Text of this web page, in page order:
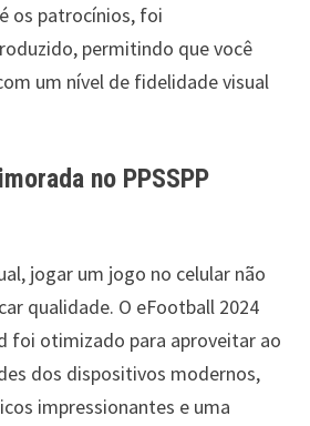
os patrocínios, foi
permitindo que você
um nível de fidelidade visual
no PPSSPP
jogar um jogo no celular não
qualidade. O eFootball 2024
foi otimizado para aproveitar ao
dos dispositivos modernos,
impressionantes e uma